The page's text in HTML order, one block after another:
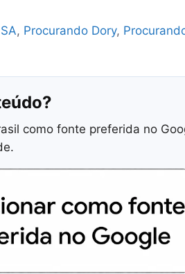
, Procurando Dory,
como fonte preferida no